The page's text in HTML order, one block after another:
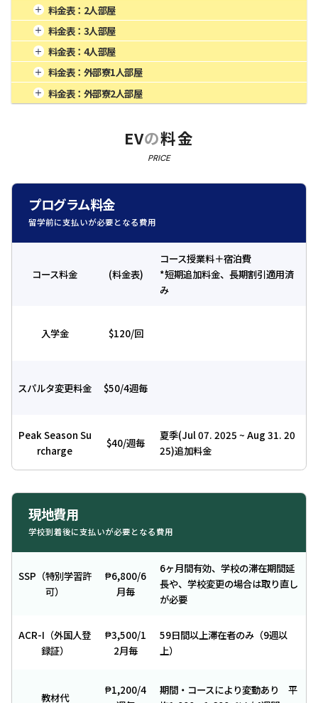
1週間
1,000
2週間
1,625
3週間
2,125
8週間
5,000
12週間
7,500
20週間
12,500
24週間
15,000
料金表： 2人部屋
1週間
856
2週間
1,391
3週間
1,819
8週間
4,280
12週間
6,420
20週間
10,700
24週間
12,840
料金表： 3人部屋
1週間
820
2週間
1,333
3週間
1,743
8週間
4,100
12週間
6,150
20週間
10,250
24週間
12,300
料金表： 4人部屋
1週間
800
2週間
1,300
3週間
1,700
4週間
8週間
4,000
12週間
6,150
20週間
10,000
24週間
12,000
料金表： 外部寮1人部屋
1週間
1,060
2週間
1,723
4週間
8週間
5,300
20週間
13,250
料金表： 外部寮2人部屋
12週間
6,750
EVの料金
PRICE
プログラム料金
留学前に支払いが必要となる費用
コース料金 (料金表)
コース授業料＋宿泊費
*短期追加料金、長期割引適用済
み
入学金 $120/回
スパルタ変更料金 $50/4週毎
Peak Season Su
rcharge
$40/週毎
夏季(Jul 07. 2025 ~ Aug 31. 20
25)追加料金
現地費用
学校到着後に支払いが必要となる費用
SSP（特別学習許
可）
₱6,800/6
月毎
6ヶ月間有効、学校の滞在期間延
長や、学校変更の場合は取り直し
が必要
ACR-I（外国人登
録証）
₱3,500/1
2月毎
59日間以上滞在者のみ（9週以
上）
教材代
₱1,200/4
期間・コースにより変動あり 平